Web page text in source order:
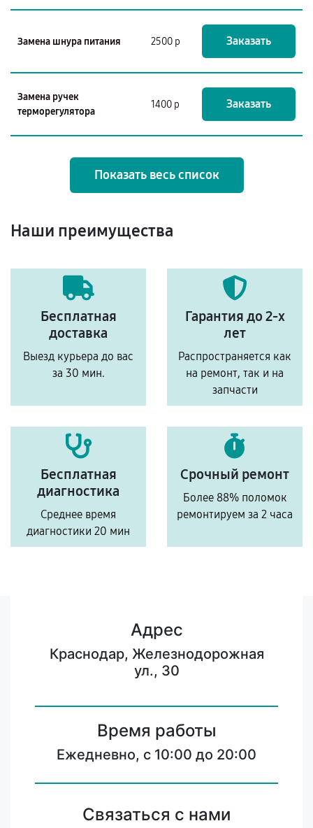
Замена шнура питания 2500 р Заказать
Замена ручек
терморегулятора
1400 р Заказать
Показать весь список
Наши преимущества
Бесплатная
доставка
Выезд курьера до вас
за 30 мин.
Гарантия до 2-х
лет
Распространяется как
на ремонт, так и на
запчасти
Бесплатная
диагностика
Среднее время
диагностики 20 мин
Срочный ремонт
Более 88% поломок
ремонтируем за 2 часа
Адрес
Краснодар, Железнодорожная
ул., 30
Время работы
Ежедневно, с 10:00 до 20:00
Связаться с нами